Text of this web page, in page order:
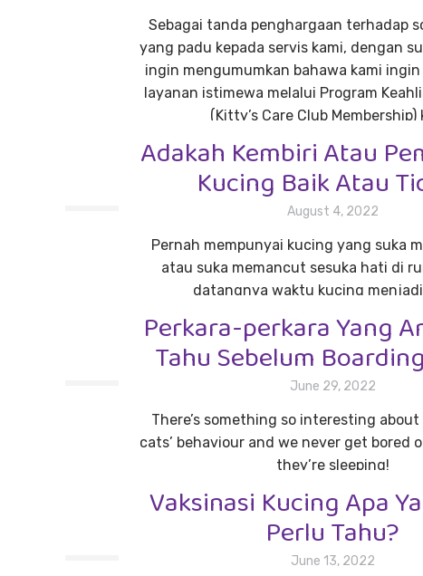
Sebagai tanda penghargaan terhadap
yang padu kepada servis kami, dengan
ingin mengumumkan bahawa kami
layanan istimewa melalui Program
(Kitty’s Care Club Membership)
Read more
Adakah Kembiri Atau
Kucing Baik Atau
August 4, 2022
Pernah mempunyai kucing yang suka
atau suka memancut sesuka hati di
datangnya waktu kucing
Read more
Perkara-perkara Yang
Tahu Sebelum
June 29, 2022
There’s something so interesting
cats’ behaviour and we never get bored
they’re sleeping!
Read more
Vaksinasi Kucing Apa
Perlu Tahu?
June 13, 2022